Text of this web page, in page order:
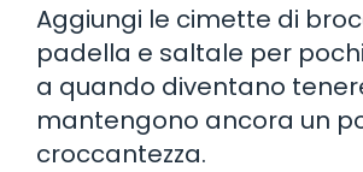
Aggiungi le cimette di
padella e saltale per
a quando diventano
mantengono ancora un
croccantezza.